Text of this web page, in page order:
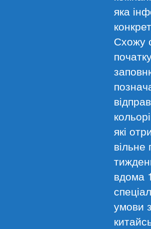
яка
Схожу
які
вдома
умови